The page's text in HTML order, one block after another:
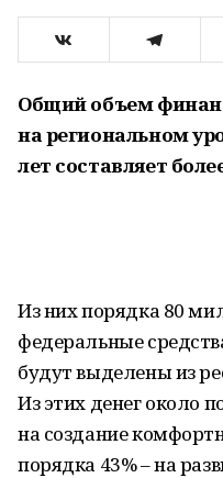
Общий объем
на региональном
лет составляет
Из них порядка 80
федеральные
будут выделены из
Из этих денег около
на создание
порядка 43% – на